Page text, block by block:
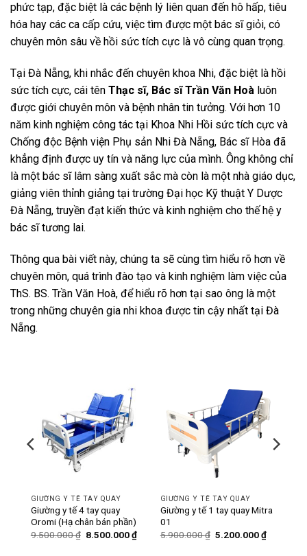
phức tạp, đặc biệt là các bệnh lý liên quan đến hô hấp, tiêu
hóa hay các ca cấp cứu, việc tìm được một bác sĩ giỏi, có
chuyên môn sâu về hồi sức tích cực là vô cùng quan trọng.
Tại Đà Nẵng, khi nhắc đến chuyên khoa Nhi, đặc biệt là hồi
sức tích cực, cái tên Thạc sĩ, Bác sĩ Trần Văn Hoà luôn
được giới chuyên môn và bệnh nhân tin tưởng. Với hơn 10
năm kinh nghiệm công tác tại Khoa Nhi Hồi sức tích cực và
Chống độc Bệnh viện Phụ sản Nhi Đà Nẵng, Bác sĩ Hòa đã
khẳng định được uy tín và năng lực của mình. Ông không chỉ
là một bác sĩ lâm sàng xuất sắc mà còn là một nhà giáo dục,
giảng viên thỉnh giảng tại trường Đại học Kỹ thuật Y Dược
Đà Nẵng, truyền đạt kiến thức và kinh nghiệm cho thế hệ y
bác sĩ tương lai.
Thông qua bài viết này, chúng ta sẽ cùng tìm hiểu rõ hơn về
chuyên môn, quá trình đào tạo và kinh nghiệm làm việc của
ThS. BS. Trần Văn Hoà, để hiểu rõ hơn tại sao ông là một
trong những chuyên gia nhi khoa được tin cậy nhất tại Đà
Nẵng.
GIƯỜNG Y TẾ TAY QUAY
Giường y tế 4 tay quay
Oromi (Hạ chân bán phần)
9.500.000₫ Giá
8.500.000₫Giá
hiện
GIƯỜNG Y TẾ TAY QUAY
Giường y tế 1 tay quay Mitra
01
5.900.000₫ Giá
5.200.000₫Giá
hiện